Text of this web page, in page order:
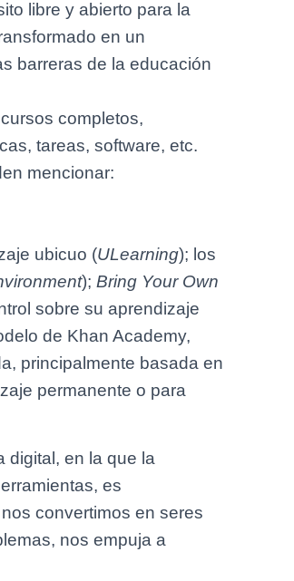
libre y abierto para la
en un
barreras de la educación
completos,
tareas, software, etc.
mencionar:
ubicuo (ULearning); los
); Bring Your Own
sobre su aprendizaje
de Khan Academy,
principalmente basada en
permanente o para
digital, en la que la
es
convertimos en seres
nos empuja a